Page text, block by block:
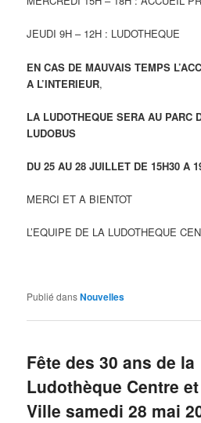
JEUDI 9H – 12H : LUDOTHEQUE
EN CAS DE MAUVAIS TEMPS
A L’INTERIEUR,
LA LUDOTHEQUE SERA AU PARC
LUDOBUS
DU 25 AU 28 JUILLET DE 15H30 A
MERCI ET A BIENTOT
L’EQUIPE DE LA LUDOTHEQUE
Publié dansNouvelles
Fête des 30 ans de la
Ludothèque Centre
Ville samedi 28 mai